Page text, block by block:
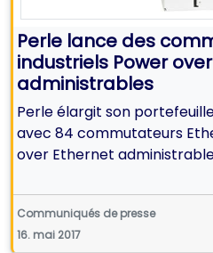
Perle lance des
industriels Power
administrables
Perle élargit son
avec 84 commutateurs
over Ethernet
Communiqués de presse
16. mai 2017